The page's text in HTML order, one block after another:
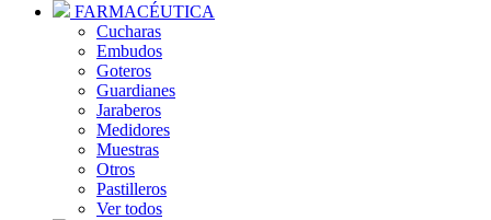
FARMACÉUTICA
Cucharas
Embudos
Goteros
Guardianes
Jaraberos
Medidores
Muestras
Otros
Pastilleros
Ver todos